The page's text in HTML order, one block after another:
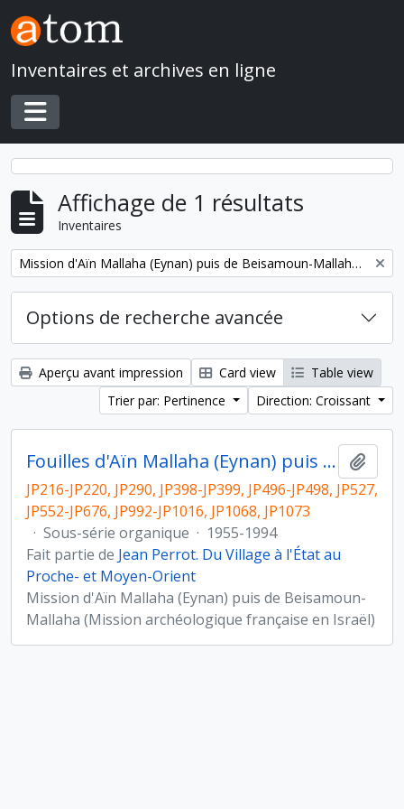
Skip to main content
Inventaires et archives en ligne
Toggle navigation
Affichage de 1 résultats
Inventaires
Remove filter: Mission d'Aïn Mallaha (Eynan) puis de Beisamoun-Mallaha (Mission archéologique française en Israël)
Options de recherche avancée
Aperçu avant impression Card view
Table view
Trier par: Pertinence
Direction: Croissant
Fouilles d'Aïn Mallaha (Eynan) puis de Beisamoun-Mallaha
JP216-JP220, JP290, JP398-JP399, JP496-JP498, JP527,
JP552-JP676, JP992-JP1016, JP1068, JP1073
· Sous-série organique · 1955-1994
Fait partie de Jean Perrot. Du Village à l'État au
Proche- et Moyen-Orient
Mission d'Aïn Mallaha (Eynan) puis de Beisamoun-
Mallaha (Mission archéologique française en Israël)